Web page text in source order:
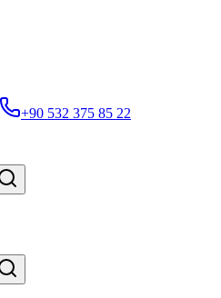
+90 532 375 85 22